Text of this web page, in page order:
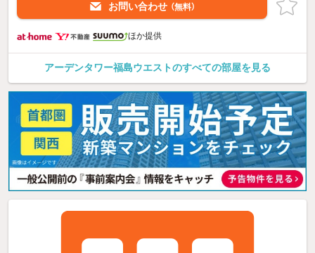
お問い合わせ （無料）
ほか提供
アーデンタワー福島ウエストのすべての部屋を見る